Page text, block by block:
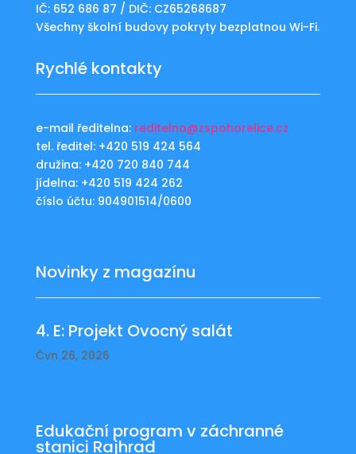
IČ: 652 686 87 / DIČ: CZ65268687
Všechny školní budovy pokryty bezplatnou Wi-Fi.
Rychlé kontakty
e-mail ředitelna: reditelna@zspohorelice.cz
tel. ředitel: +420 519 424 564
družina: +420 720 840 744
jídelna: +420 519 424 262
číslo účtu: 904901514/0600
Novinky z magazínu
4. E: Projekt Ovocný salát
Čvn 26, 2026
Edukační program v záchranné
stanici Rajhrad